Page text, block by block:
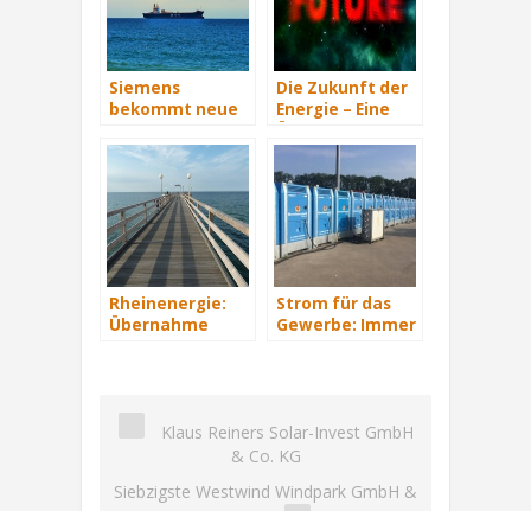
Siemens
bekommt neue
Schiffe
Die Zukunft der
Energie – Eine
Rheinenergie:
Übernahme
Strom für das
Gewerbe: Immer
Klaus Reiners Solar-Invest GmbH
& Co. KG
Siebzigste Westwind Windpark GmbH &